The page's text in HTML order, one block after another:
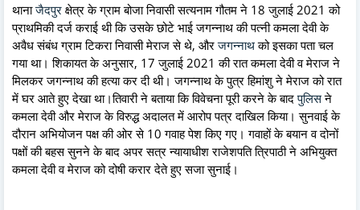
थानाजैदपुर क्षेत्र के ग्राम बोजा निवासी सत्यनाम गौतम ने 18 जुलाई 2021 को
प्राथमिकी दर्ज कराई थी कि उसके छोटे भाई जगन्नाथ की पत्नी कमला देवी के
अवैध संबंध ग्राम टिकरा निवासी मेराज से थे, औरजगन्नाथको इसका पता चल
गया था। शिकायत के अनुसार, 17 जुलाई 2021 की रात कमला देवी व मेराज ने
मिलकर जगन्नाथ की हत्या कर दी थी। जगन्नाथ के पुत्र हिमांशु ने मेराज को रात
में घर आते हुए देखा था।तिवारी ने बताया कि विवेचना पूरी करने के बादपुलिसने
कमला देवी और मेराज के विरुद्ध अदालत में आरोप पत्र दाखिल किया। सुनवाई के
दौरान अभियोजन पक्ष की ओर से 10 गवाह पेश किए गए। गवाहों के बयान व दोनों
पक्षों की बहस सुनने के बाद अपर सत्र न्यायाधीश राजेशपति त्रिपाठी ने अभियुक्त
कमला देवी व मेराज को दोषी करार देते हुए सजा सुनाई।